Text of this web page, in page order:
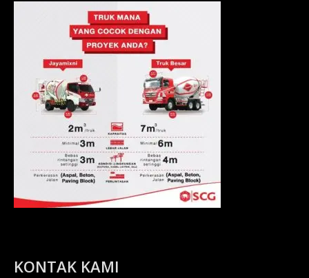
KONTAK KAMI